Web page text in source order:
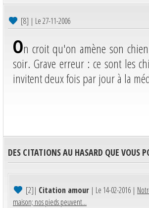
[8] | Le 27-11-2006
On croit qu'on amène son
soir. Grave erreur : ce sont les
invitent deux fois par jour à la
DES CITATIONS AU HASARD QUE VOUS
[2]| Citation amour | Le 14-02-2016 |
maison; nos pieds peuvent...